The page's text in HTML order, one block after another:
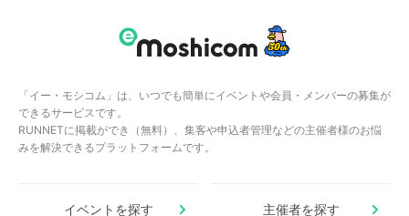
「イー・モシコム」は、いつでも簡単にイベントや会員・メンバーの募集が
できるサービスです。
RUNNETに掲載ができ（無料）、集客や申込者管理などの主催者様のお悩
みを解決できるプラットフォームです。
イベントを探す 主催者を探す